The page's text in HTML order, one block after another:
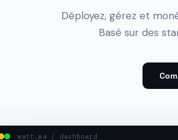
Déployez, gérez et
Basé sur des
watt.ma / dashboard